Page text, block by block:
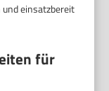
einsatzbereit
für